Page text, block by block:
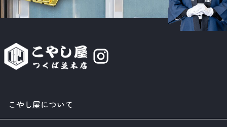
こやし屋について